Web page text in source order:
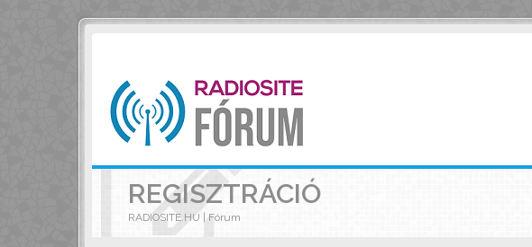
REGISZTRÁCIÓ
RADIOSITE.HU | Fórum